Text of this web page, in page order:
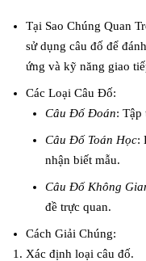
Tại Sao Chúng Quan
sử dụng câu đố để
ứng và kỹ năng giao
Các Loại Câu Đố:
Câu Đố Đoán: Tập
Câu Đố Toán Học:
nhận biết mẫu.
Câu Đố Không
đề trực quan.
Cách Giải Chúng:
Xác định loại câu đố.